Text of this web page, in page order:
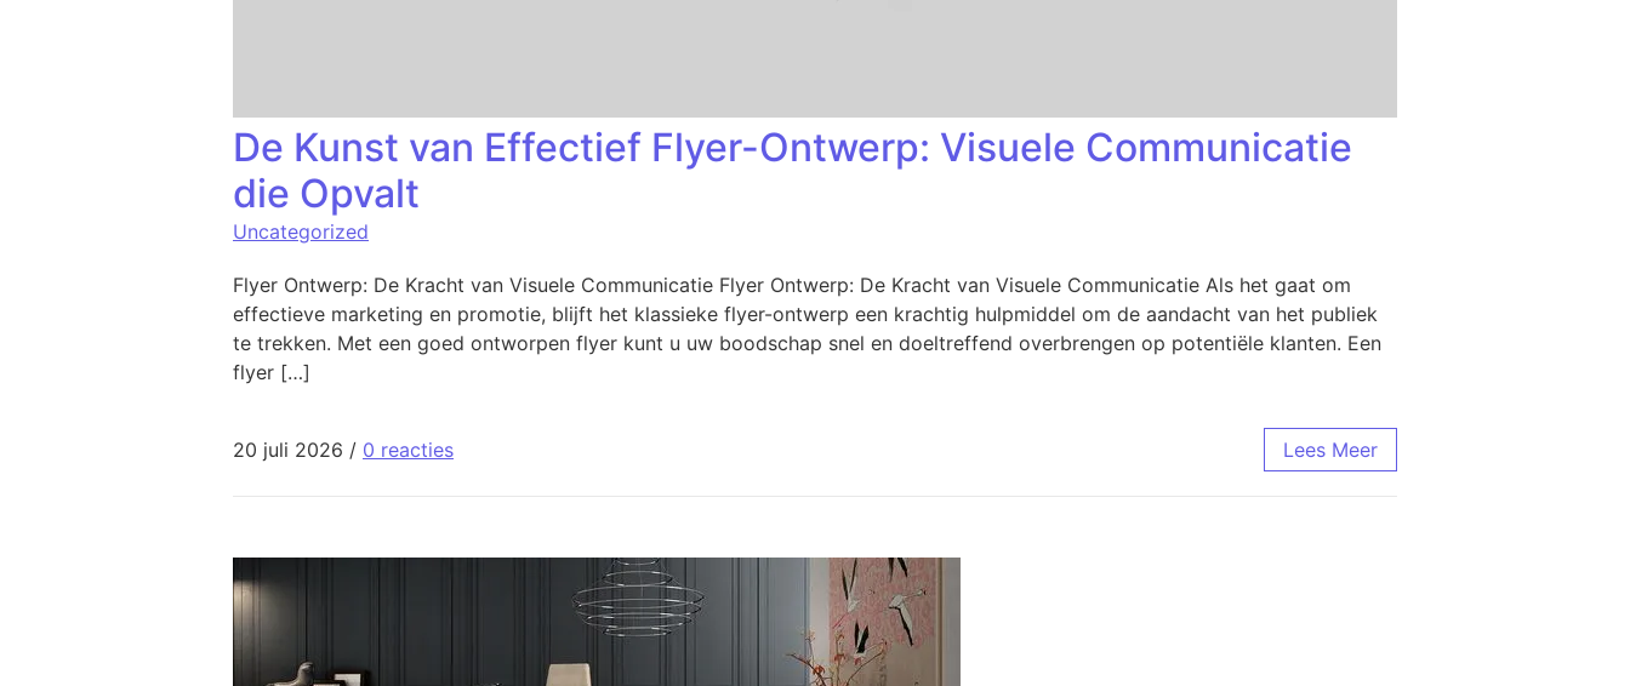
De Kunst van Effectief Flyer-Ontwerp: Visuele Communicatie
die Opvalt
Uncategorized
Flyer Ontwerp: De Kracht van Visuele Communicatie Flyer Ontwerp: De Kracht van Visuele Communicatie Als het gaat om
effectieve marketing en promotie, blijft het klassieke flyer-ontwerp een krachtig hulpmiddel om de aandacht van het publiek
te trekken. Met een goed ontworpen flyer kunt u uw boodschap snel en doeltreffend overbrengen op potentiële klanten. Een
flyer […]
20 juli 2026 / 0 reacties Lees Meer